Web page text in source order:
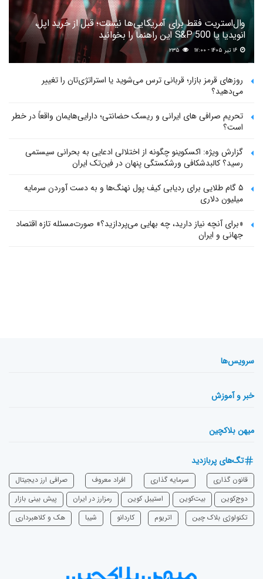
وال‌استریت فقط برای آمریکایی‌ها نیست؛ قبل از خرید اپل،
انویدیا یا S&P 500 این راهنما را بخوانید
۲۳۵
روزهای قرمز بازار؛ قربانی ترس می‌شوید یا استراتژی‌تان را تغییر
می‌دهید؟
تحریم صرافی های ایرانی و ریسک حضانتی؛ دارایی‌هایمان واقعاً در خطر
است؟
گزارش ویژه: اکسکوینو چگونه از اختلالی ادعایی به بحرانی سیستمی
رسید؟ کالبدشکافی ورشکستگی پنهان در فین‌تک ایران
۵ گام طلایی برای ردیابی کیف پول‌ نهنگ‌ها و به دست آوردن سرمایه
میلیون دلاری
«برای آنچه نیاز دارید، چه بهایی می‌پردازید؟» صورت‌مسئله تازه اقتصاد
جهانی و ایران
سرویس‌ها
خبر و آموزش
میهن بلاکچین
تگ‌های پربازدید
قانون گذاری سرمایه‌ گذاری افراد معروف
صرافی ارز دیجیتال
دوج‌کوین
بیت‌کوین استیبل کوین رمزارز در ایران
پیش بینی بازار
تکنولوژی بلاک چین
اتریوم ‌کاردانو شیبا هک و کلاهبرداری